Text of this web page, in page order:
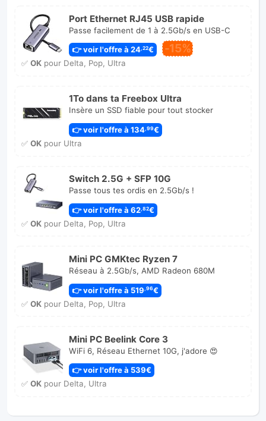
Port Ethernet RJ45 USB rapide
Passe facilement de 1 à 2.5Gb/s en USB-C
👉 voir l'offre à 24,22€ -15%
✅ OKpour Delta, Pop, Ultra
1To dans ta Freebox Ultra
Insère un SSD fiable pour tout stocker
👉 voir l'offre à 134 ,99€
✅ OKpour Ultra
Switch 2.5G + SFP 10G
Passe tous tes ordis en 2.5Gb/s !
👉 voir l'offre à 62,82€
✅ OKpour Delta, Pop, Ultra
Mini PC GMKtec Ryzen 7
Réseau à 2.5Gb/s, AMD Radeon 680M
👉 voir l'offre à 519,96€
✅ OKpour Delta, Pop, Ultra
Mini PC Beelink Core 3
WiFi 6, Réseau Ethernet 10G, j'adore 😍
👉 voir l'offre à 539€
✅ OKpour Delta, Ultra